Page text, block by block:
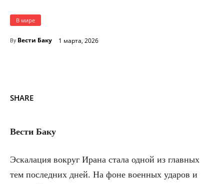
В мире
By Вести Баку 1 марта, 2026
SHARE
Вести Баку
Эскалация вокруг Ирана стала одной из главных
тем последних дней. На фоне военных ударов и